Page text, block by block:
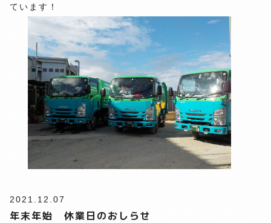
ています！
2021.12.07
年末年始 休業日のおしらせ